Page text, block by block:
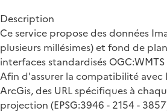
Description
Ce service propose des données
plusieurs millésimes) et fond de
interfaces standardisés
Afin d'assurer la compatibilité avec
ArcGis, des URL spécifiques à
projection (EPSG:3946 - 2154 -